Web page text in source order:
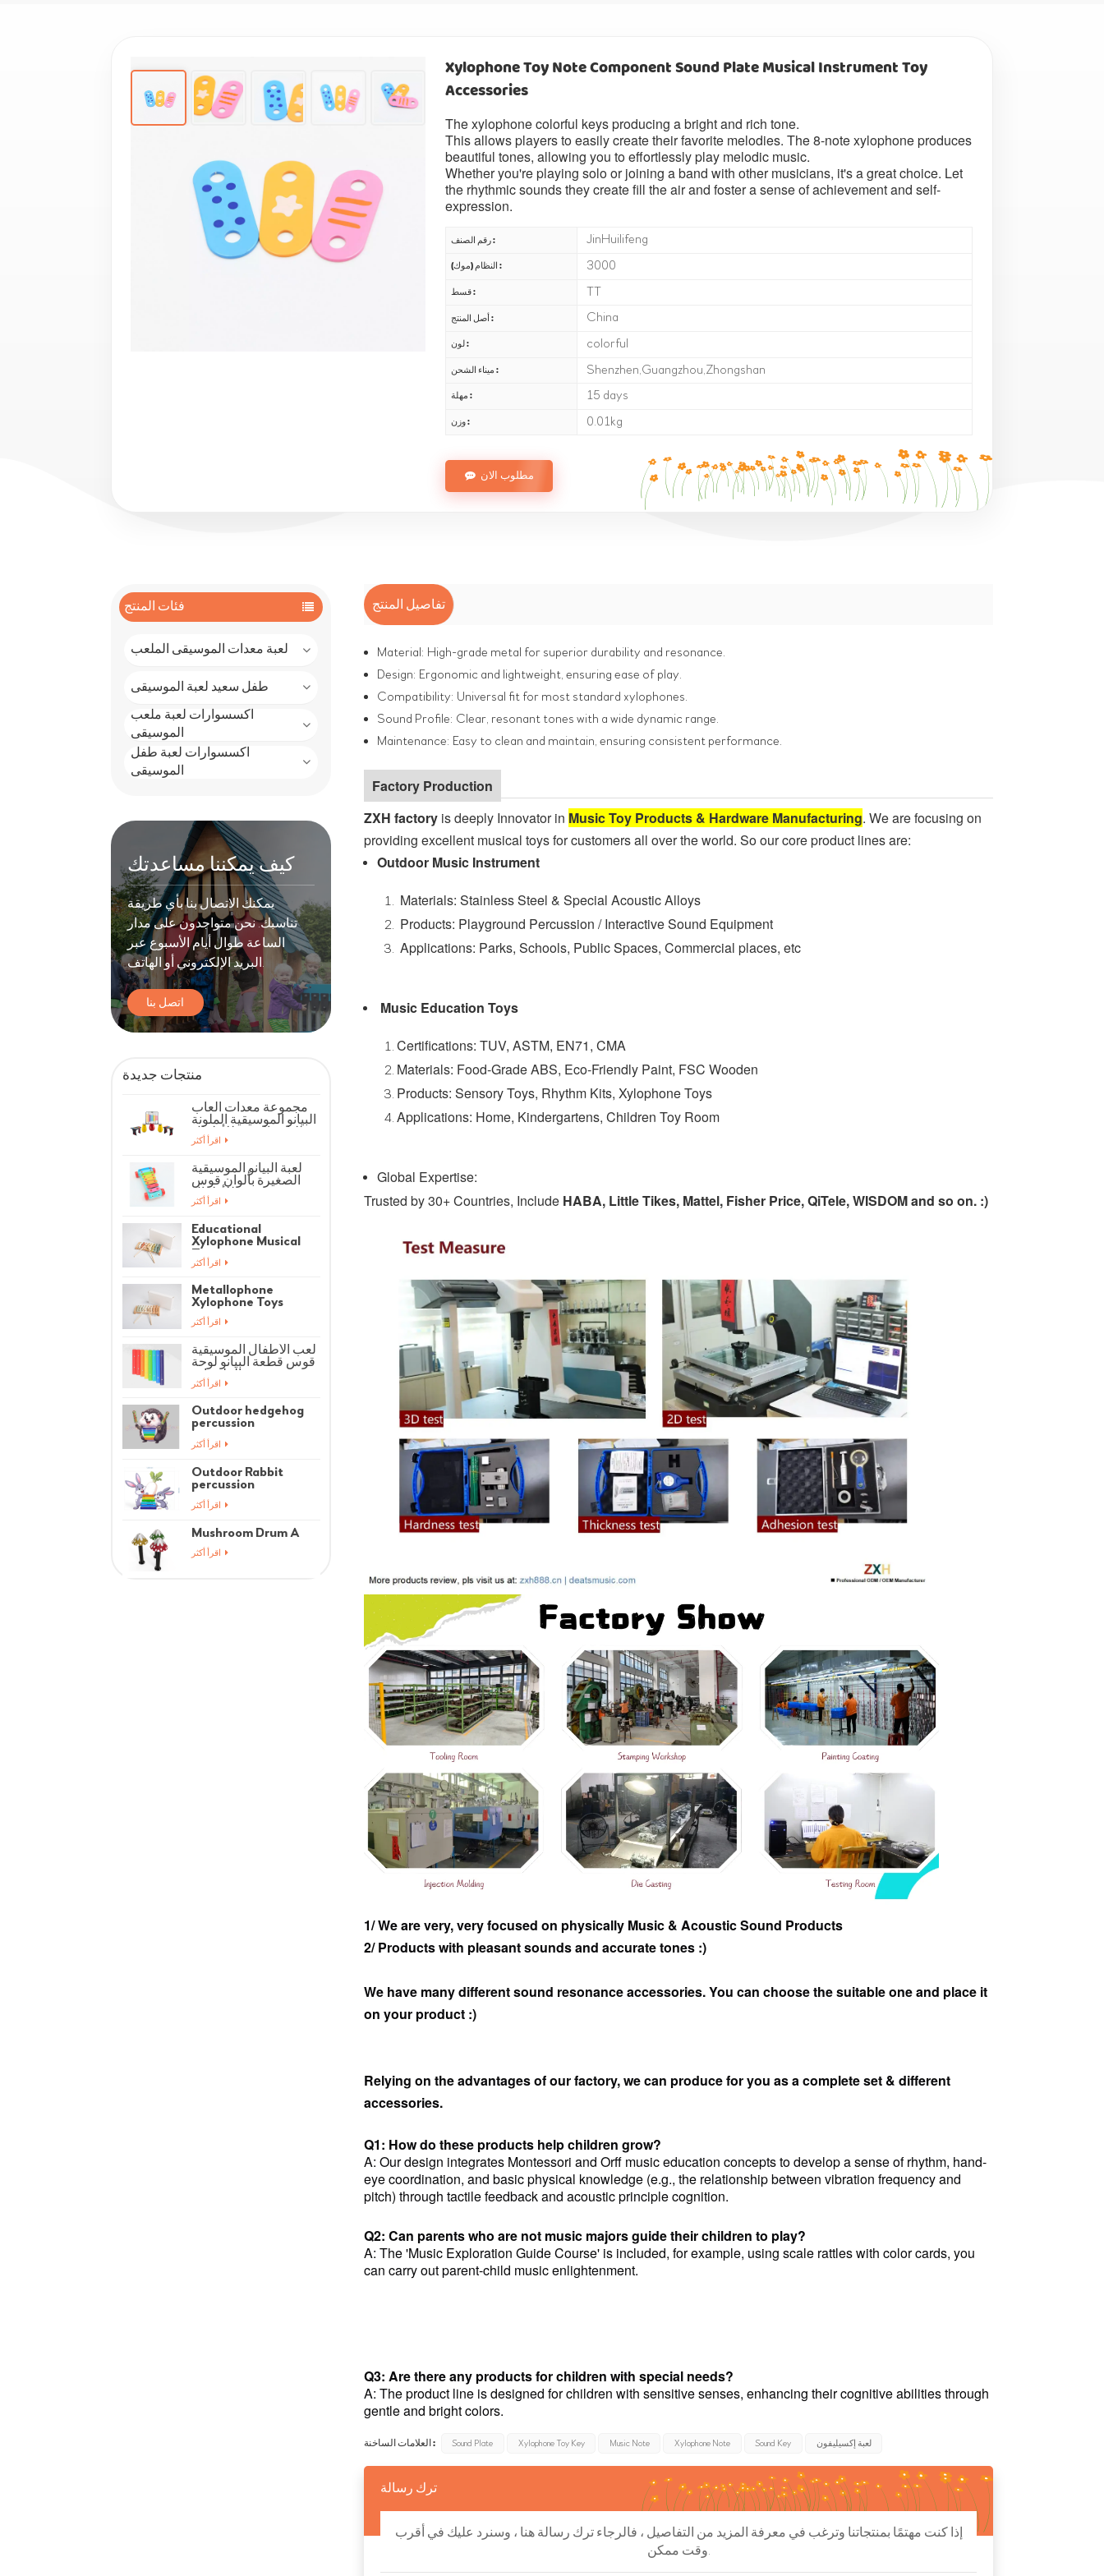
Xylophone Toy Note Component Sound Plate Musical Instrument Toy
Accessories
The xylophone colorful keys producing a bright and rich tone.
This allows players to easily create their favorite melodies. The 8-note xylophone produces
beautiful tones, allowing you to effortlessly play melodic music.
Whether you're playing solo or joining a band with other musicians, it's a great choice. Let
the rhythmic sounds they create fill the air and foster a sense of achievement and self-
expression.
رقم الصنف :
JinHuilifeng
النظام (موك) :
3000
قسط :
TT
أصل المنتج :
China
لون :
colorful
ميناء الشحن :
Shenzhen,Guangzhou,Zhongshan
مهلة :
15 days
وزن :
0.01kg
مطلوب الان
فئات المنتج
لعبة معدات الموسيقى الملعب
طفل سعيد لعبة الموسيقى
اكسسوارات لعبة ملعب
الموسيقى
اكسسوارات لعبة طفل
الموسيقى
كيف يمكننا مساعدتك
يمكنك الاتصال بنا بأي طريقة
تناسبك. نحن متواجدون على مدار
الساعة طوال أيام الأسبوع عبر
البريد الإلكتروني أو الهاتف.
اتصل بنا
منتجات جديدة
مجموعة معدات ألعاب
البيانو الموسيقية الملونة
للياقة البدنية للأطفال
لعبة البيانو الموسيقية
الصغيرة بألوان قوس
قزح للأطفال
Educational
Xylophone Musical
Toys
Metallophone
Xylophone Toys
لعب الأطفال الموسيقية
قوس قطعة البيانو لوحة
الملحقات
Outdoor hedgehog
percussion
instrument
Outdoor Rabbit
percussion
instrument
Mushroom Drum A
تفاصيل المنتج
Material: High-grade metal for superior durability and resonance.
Design: Ergonomic and lightweight, ensuring ease of play.
Compatibility: Universal fit for most standard xylophones.
Sound Profile: Clear, resonant tones with a wide dynamic range.
Maintenance: Easy to clean and maintain, ensuring consistent performance.
Factory Production
ZXH factoryis deeply Innovator in Music Toy Products & Hardware Manufacturing. We are focusing on
providing excellent musical toys for customers all over the world. So our core product lines are:
Outdoor Music Instrument
Materials: Stainless Steel & Special Acoustic Alloys
Products: Playground Percussion / Interactive Sound Equipment
Applications: Parks, Schools, Public Spaces, Commercial places, etc
Music Education Toys
Certifications: TUV, ASTM, EN71, CMA
Materials: Food-Grade ABS, Eco-Friendly Paint, FSC Wooden
Products: Sensory Toys, Rhythm Kits, Xylophone Toys
Applications: Home, Kindergartens, Children Toy Room
Global Expertise:
Trusted by 30+ Countries, Include HABA, Little Tikes, Mattel, Fisher Price, QiTele, WISDOM and so on. :)
1/ We are very, very focused on physically Music & Acoustic Sound Products
2/ Products with pleasant sounds and accurate tones :)
We have many different sound resonance accessories. You can choose the suitable one and place it
on your product :)
Relying on the advantages of our factory, we can produce for you as a complete set & different
accessories.
Q1: How do these products help children grow?
A: Our design integrates Montessori and Orff music education concepts to develop a sense of rhythm, hand-
eye coordination, and basic physical knowledge (e.g., the relationship between vibration frequency and
pitch) through tactile feedback and acoustic principle cognition.
Q2: Can parents who are not music majors guide their children to play?
A: The 'Music Exploration Guide Course' is included, for example, using scale rattles with color cards, you
can carry out parent-child music enlightenment.
Q3: Are there any products for children with special needs?
A: The product line is designed for children with sensitive senses, enhancing their cognitive abilities through
gentle and bright colors.
العلامات الساخنة : Sound Plate Xylophone Toy Key Music Note Xylophone Note Sound Key لعبة إكسيليفون
ترك رسالة
إذا كنت مهتمًا بمنتجاتنا وترغب في معرفة المزيد من التفاصيل ، فالرجاء ترك رسالة هنا ، وسنرد عليك في أقرب
وقت ممكن.